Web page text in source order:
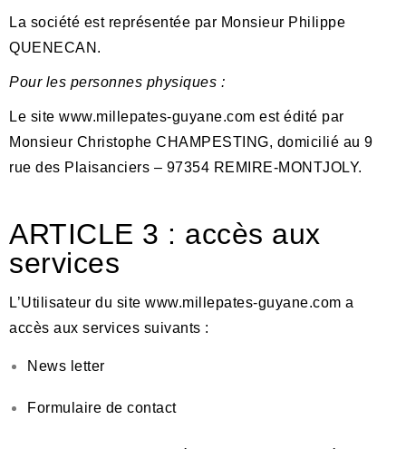
La société est représentée par Monsieur Philippe
QUENECAN.
Pour les personnes physiques :
Le site www.millepates-guyane.com est édité par
Monsieur Christophe CHAMPESTING, domicilié au 9
rue des Plaisanciers – 97354 REMIRE-MONTJOLY.
ARTICLE 3 : accès aux
services
L’Utilisateur du site www.millepates-guyane.com a
accès aux services suivants :
News letter
Formulaire de contact